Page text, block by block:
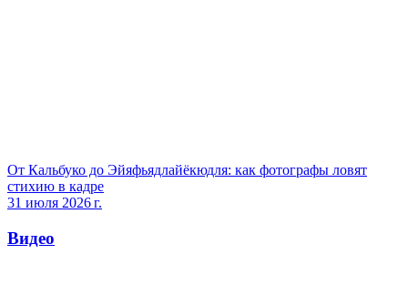
От Кальбуко до Эйяфьядлайёкюдля: как фотографы ловят
стихию в кадре
31 июля 2026 г.
Видео